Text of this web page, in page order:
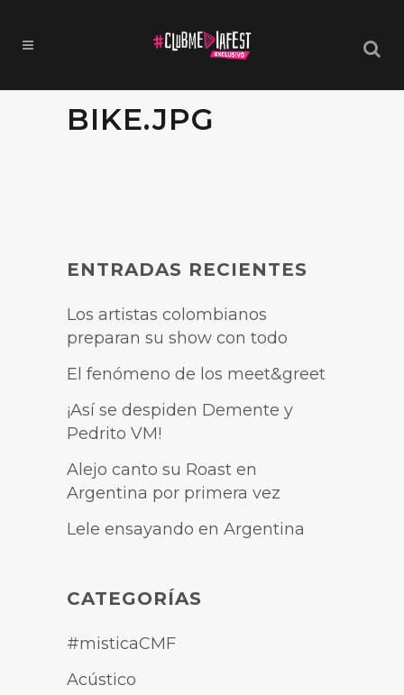
BIKE.JPG
ENTRADAS RECIENTES
Los artistas colombianos
preparan su show con todo
El fenómeno de los meet&greet
¡Así se despiden Demente y
Pedrito VM!
Alejo canto su Roast en
Argentina por primera vez
Lele ensayando en Argentina
CATEGORÍAS
#misticaCMF
Acústico